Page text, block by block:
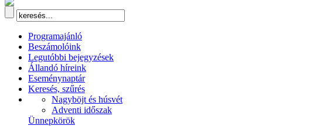
Programajánló
Beszámolóink
Legutóbbi bejegyzések
Állandó híreink
Eseménynaptár
Keresés, szűrés
Nagyböjt és húsvét
Adventi időszak
Ünnepkörök